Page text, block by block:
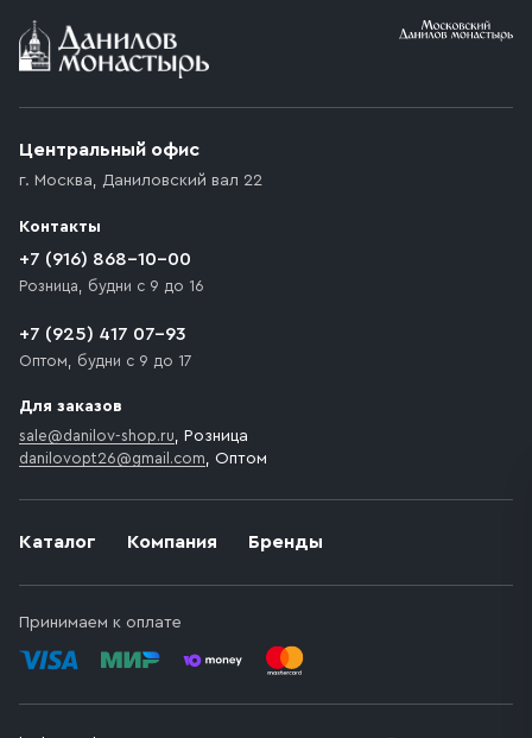
Условия доставки
возникают препятствия для подъезда автомобиля,
которое максимально близко к месту запланированной
движения. Если на территории места назначения
доставки предусмотрен платный въезд, то Покупателю
необходимо компенсировать стоимость въезда
Каталог Компания Бренды
Принимаем к оплате
Центральный офис
г. Москва, Даниловский вал 22
Контакты
+7 (916) 868-10-00
Розница, будни с 9 до 16
+7 (925) 417 07-93
Оптом, будни с 9 до 17
Для заказов
sale@danilov-shop.ru, Розница
danilovopt26@gmail.com, Оптом